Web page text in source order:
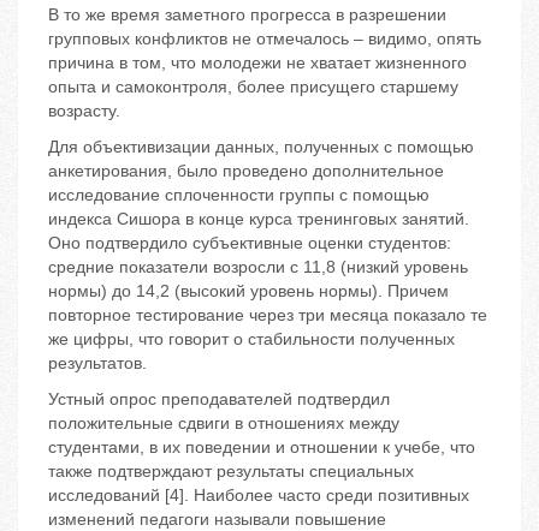
В то же время заметного прогресса в разрешении
групповых конфликтов не отмечалось – видимо, опять
причина в том, что молодежи не хватает жизненного
опыта и самоконтроля, более присущего старшему
возрасту.
Для объективизации данных, полученных с помощью
анкетирования, было проведено дополнительное
исследование сплоченности группы с помощью
индекса Сишора в конце курса тренинговых занятий.
Оно подтвердило субъективные оценки студентов:
средние показатели возросли с 11,8 (низкий уровень
нормы) до 14,2 (высокий уровень нормы). Причем
повторное тестирование через три месяца показало те
же цифры, что говорит о стабильности полученных
результатов.
Устный опрос преподавателей подтвердил
положительные сдвиги в отношениях между
студентами, в их поведении и отношении к учебе, что
также подтверждают результаты специальных
исследований [4]. Наиболее часто среди позитивных
изменений педагоги называли повышение